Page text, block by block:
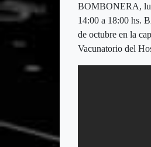
BOMBONERA,
14:00 a 18:00 hs.
de octubre en la
Vacunatorio del